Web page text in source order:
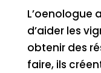
L’oenologue
d’aider les
obtenir des
faire, ils